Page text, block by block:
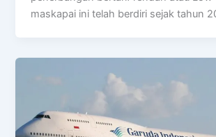
maskapai ini telah berdiri sejak tahun